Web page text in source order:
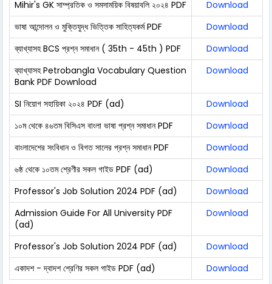
Mihir's GK সাম্প্রতিক ও সমসাময়িক বিষয়াবলি ২০২৪ PDF
Download
ভাষা আন্দোলন ও মুক্তিযুদ্ধ ভিত্তিক সাহিত্যকর্ম PDF
Download
ব্যাখ্যাসহ BCS প্রশ্ন সমাধান ( 35th - 45th ) PDF
Download
ব্যাখ্যাসহ Petrobangla Vocabulary Question
Bank PDF Download
Download
SI নিয়োগ সহায়িকা ২০২৪ PDF (ad)
Download
১০ম থেকে ৪৬তম বিসিএস বাংলা ভাষা প্রশ্ন সমাধান PDF
Download
বাংলাদেশের সংবিধান ও বিগত সালের প্রশ্ন সমাধান PDF
Download
৬ষ্ঠ থেকে ১০তম শ্রেণীর সকল গাইড PDF (ad)
Download
Professor's Job Solution 2024 PDF (ad)
Download
Admission Guide For All University PDF
(ad)
Download
Professor's Job Solution 2024 PDF (ad)
Download
একাদশ - দ্বাদশ শ্রেণির সকল গাইড PDF (ad)
Download